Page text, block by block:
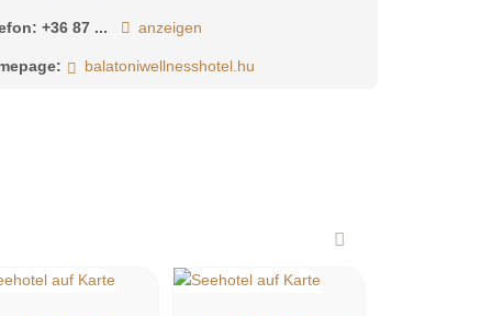
+36 87 ... anzeigen
balatoniwellnesshotel.hu